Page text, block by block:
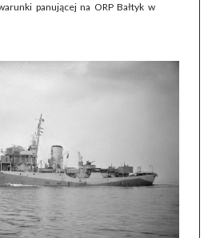
panującej na ORP Bałtyk w